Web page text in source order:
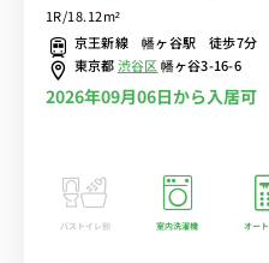
前駅まで2駅＆市ヶ谷駅へ乗換な
1R/18.12m²
京王新線 幡ヶ谷駅 徒歩7分
東京都渋谷区幡ヶ谷3-16-6
2026年09月06日から入居可
バストイレ別 室内洗濯機 オー